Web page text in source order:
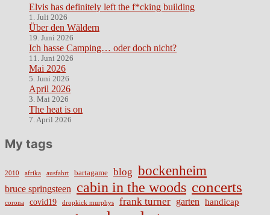
Elvis has definitely left the f*cking building
1. Juli 2026
Über den Wäldern
19. Juni 2026
Ich hasse Camping… oder doch nicht?
11. Juni 2026
Mai 2026
5. Juni 2026
April 2026
3. Mai 2026
The heat is on
7. April 2026
My tags
2010 afrika ausfahrt bartagame blog bockenheim
bruce springsteen cabin in the woods concerts
corona covid19 dropkick murphys frank turner garten handicap